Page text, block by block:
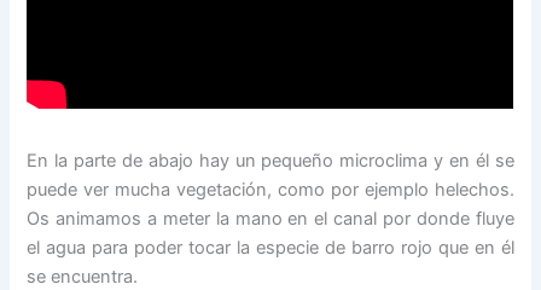
En la parte de abajo hay un pequeño microclima y en él se
puede ver mucha vegetación, como por ejemplo helechos.
Os animamos a meter la mano en el canal por donde fluye
el agua para poder tocar la especie de barro rojo que en él
se encuentra.